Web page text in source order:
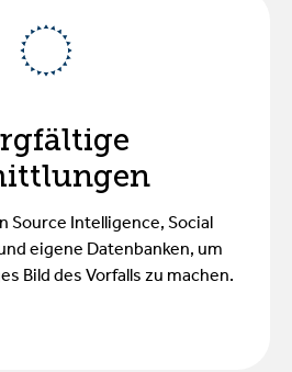
Source Intelligence, Social
eigene Datenbanken, um
Bild des Vorfalls zu machen.